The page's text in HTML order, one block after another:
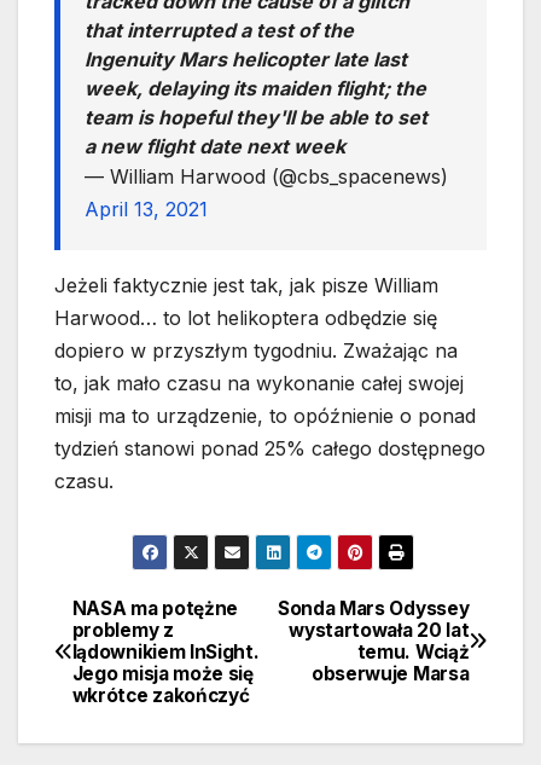
that interrupted a test of the
Ingenuity Mars helicopter late last
week, delaying its maiden flight; the
team is hopeful they'll be able to set
a new flight date next week
— William Harwood (@cbs_spacenews)
April 13, 2021
Jeżeli faktycznie jest tak, jak pisze William
Harwood… to lot helikoptera odbędzie się
dopiero w przyszłym tygodniu. Zważając na
to, jak mało czasu na wykonanie całej swojej
misji ma to urządzenie, to opóźnienie o ponad
tydzień stanowi ponad 25% całego dostępnego
czasu.
Nawigacja
wpisu
Sonda Mars Odyssey
wystartowała 20 lat
temu. Wciąż
obserwuje Marsa
NASA ma potężne
problemy z
lądownikiem InSight.
Jego misja może się
wkrótce zakończyć